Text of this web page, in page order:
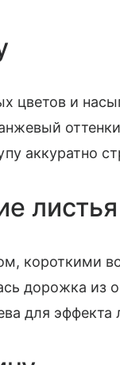
цветов и
аккуратно
листья
короткими
дорожка из
для эффекта